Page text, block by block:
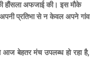
हौंसला अफजाई की। इस मौके
प्रतिभा से न केवल अपने गांव
आज बेहतर मंच उपलब्ध हो रहा है,